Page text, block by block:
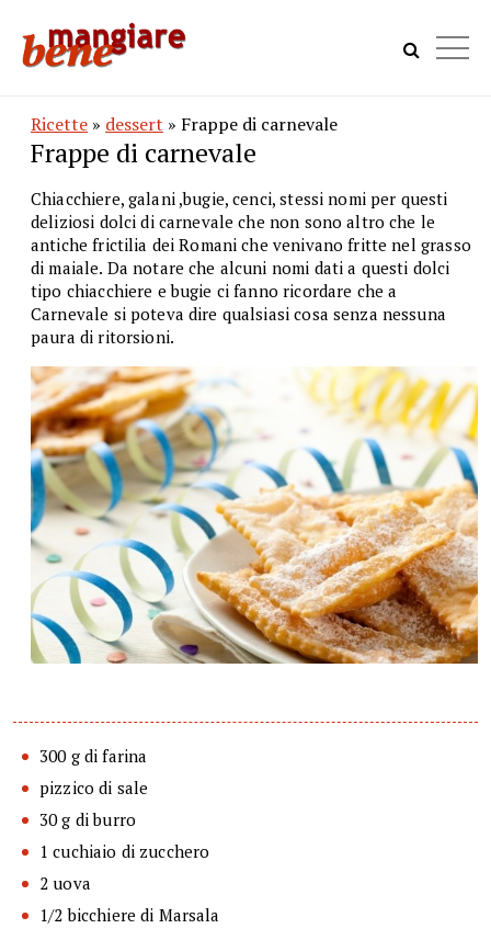
Ricette » dessert » Frappe di carnevale
Frappe di carnevale
Chiacchiere, galani ,bugie, cenci, stessi nomi per questi
deliziosi dolci di carnevale che non sono altro che le
antiche frictilia dei Romani che venivano fritte nel grasso
di maiale. Da notare che alcuni nomi dati a questi dolci
tipo chiacchiere e bugie ci fanno ricordare che a
Carnevale si poteva dire qualsiasi cosa senza nessuna
paura di ritorsioni.
300 g di farina
pizzico di sale
30 g di burro
1 cuchiaio di zucchero
2 uova
1/2 bicchiere di Marsala